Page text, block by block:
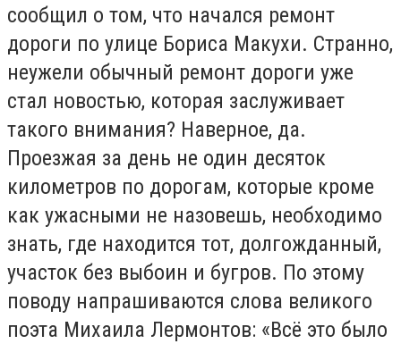
сообщил о том, что начался ремонт
дороги по улице Бориса Макухи. Странно,
неужели обычный ремонт дороги уже
стал новостью, которая заслуживает
такого внимания? Наверное, да.
Проезжая за день не один десяток
километров по дорогам, которые кроме
как ужасными не назовешь, необходимо
знать, где находится тот, долгожданный,
участок без выбоин и бугров. По этому
поводу напрашиваются слова великого
поэта Михаила Лермонтов: «Всё это было